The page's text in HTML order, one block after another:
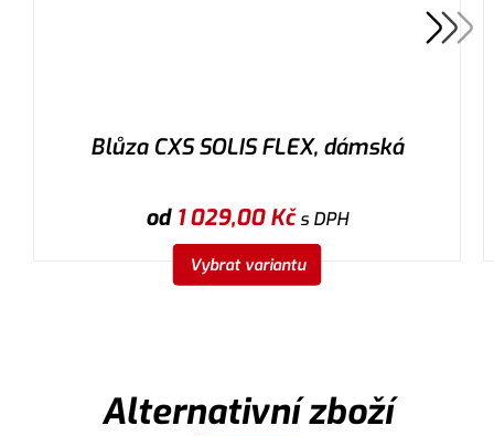
Blůza CXS SOLIS FLEX, dámská
od 1 029,00Kčs DPH
Vybrat variantu
Alternativní zboží